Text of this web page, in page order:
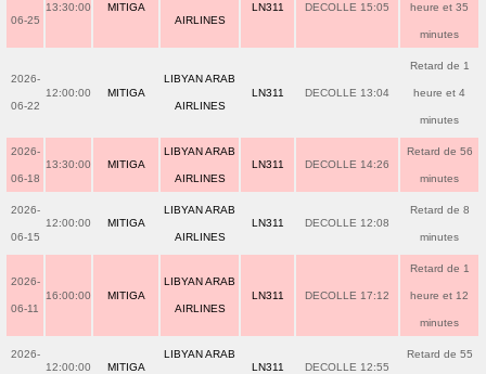
06-25
13:30:00 MITIGA
AIRLINES
LN311 DECOLLE 15:05 heure et 35
minutes
2026-
06-22
12:00:00 MITIGA
LIBYAN ARAB
AIRLINES
LN311 DECOLLE 13:04
Retard de 1
heure et 4
minutes
2026-
06-18
13:30:00 MITIGA
LIBYAN ARAB
AIRLINES
LN311 DECOLLE 14:26
Retard de 56
minutes
2026-
06-15
12:00:00 MITIGA
LIBYAN ARAB
AIRLINES
LN311 DECOLLE 12:08
Retard de 8
minutes
2026-
06-11
16:00:00 MITIGA
LIBYAN ARAB
AIRLINES
LN311 DECOLLE 17:12
Retard de 1
heure et 12
minutes
2026-
12:00:00 MITIGA
LIBYAN ARAB
LN311 DECOLLE 12:55
Retard de 55